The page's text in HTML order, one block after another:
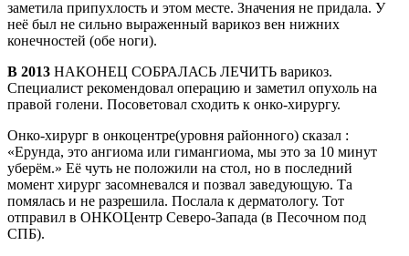
заметила припухлость и этом месте. Значения не придала. У
неё был не сильно выраженный варикоз вен нижних
конечностей (обе ноги).
В 2013 НАКОНЕЦ СОБРАЛАСЬ ЛЕЧИТЬ варикоз.
Специалист рекомендовал операцию и заметил опухоль на
правой голени. Посоветовал сходить к онко-хирургу.
Онко-хирург в онкоцентре(уровня районного) сказал :
«Ерунда, это ангиома или гимангиома, мы это за 10 минут
уберём.» Её чуть не положили на стол, но в последний
момент хирург засомневался и позвал заведующую. Та
помялась и не разрешила. Послала к дерматологу. Тот
отправил в ОНКОЦентр Северо-Запада (в Песочном под
СПБ).